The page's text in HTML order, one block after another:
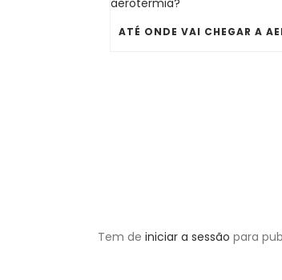
Tem de iniciar a sessão para